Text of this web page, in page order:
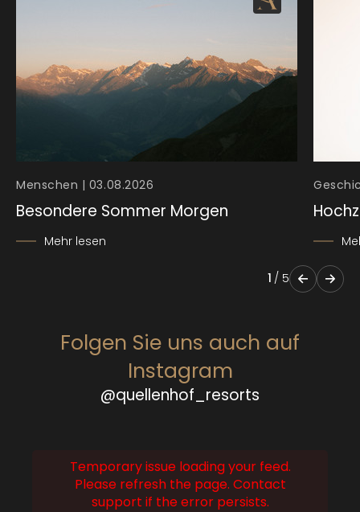
Menschen | 03.08.2026
Besondere Sommer Morgen
Mehr lesen
1 / 5
Folgen Sie uns auch auf
Instagram
@quellenhof_resorts
Temporary issue loading your feed.
Please refresh the page. Contact
support if the error persists.